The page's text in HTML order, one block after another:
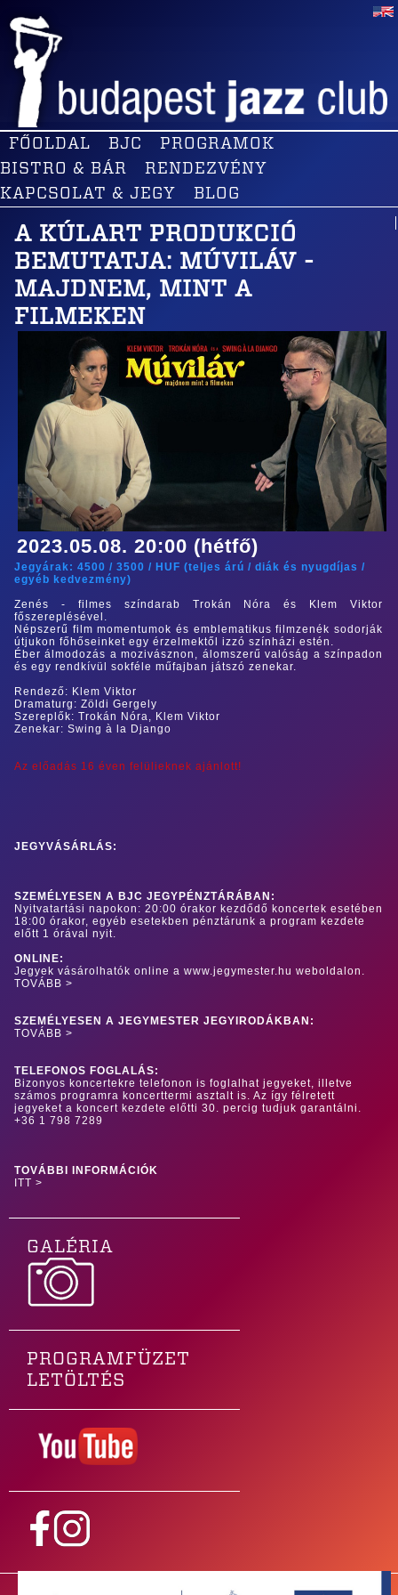
FŐOLDAL BJC
PROGRAMOK
BISTRO & BÁR
RENDEZVÉNY
KAPCSOLAT & JEGY
BLOG
A KÚLART PRODUKCIÓ
BEMUTATJA: MÚVILÁV -
MAJDNEM, MINT A
FILMEKEN
2023.05.08. 20:00 (hétfő)
Jegyárak: 4500 / 3500 / HUF (teljes árú / diák és nyugdíjas /
egyéb kedvezmény)
Zenés - filmes színdarab Trokán Nóra és Klem Viktor
főszereplésével.
Népszerű film momentumok és emblematikus filmzenék sodorják
útjukon főhőseinket egy érzelmektől izzó színházi estén.
Éber álmodozás a mozivásznon, álomszerű valóság a színpadon
és egy rendkívül sokféle műfajban játszó zenekar.
Rendező: Klem Viktor
Dramaturg: Zöldi Gergely
Szereplők: Trokán Nóra, Klem Viktor
Zenekar: Swing à la Django
Az előadás 16 éven felülieknek ajánlott!
JEGYVÁSÁRLÁS:
SZEMÉLYESEN A BJC JEGYPÉNZTÁRÁBAN:
Nyitvatartási napokon: 20:00 órakor kezdődő koncertek esetében
18:00 órakor, egyéb esetekben pénztárunk a program kezdete
előtt 1 órával nyit.
ONLINE:
Jegyek vásárolhatók online a www.jegymester.hu weboldalon.
TOVÁBB >
SZEMÉLYESEN A JEGYMESTER JEGYIRODÁKBAN:
TOVÁBB >
TELEFONOS FOGLALÁS:
Bizonyos koncertekre telefonon is foglalhat jegyeket, illetve
számos programra koncerttermi asztalt is. Az így félretett
jegyeket a koncert kezdete előtti 30. percig tudjuk garantálni.
+36 1 798 7289
TOVÁBBI INFORMÁCIÓK
ITT >
GALÉRIA
PROGRAMFÜZET
LETÖLTÉS